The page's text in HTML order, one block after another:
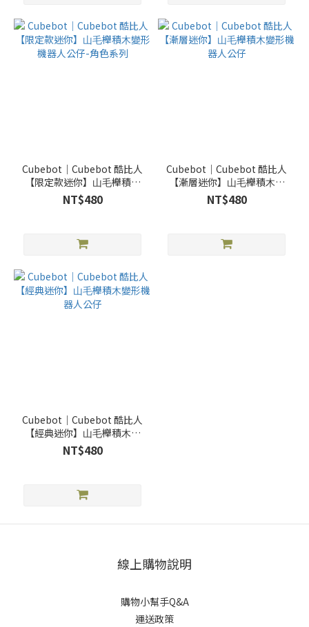
Cubebot｜Cubebot 酷比⼈
【限定款迷你】⼭⽑櫸積⽊
變形機器⼈公仔-角色系列
NT$480
Cubebot｜Cubebot 酷比⼈
【漸層迷你】⼭⽑櫸積⽊變
形機器⼈公仔
NT$480
Cubebot｜Cubebot 酷比⼈
【經典迷你】⼭⽑櫸積⽊變
形機器⼈公仔
NT$480
線上購物說明
購物小幫手Q&A
運送政策